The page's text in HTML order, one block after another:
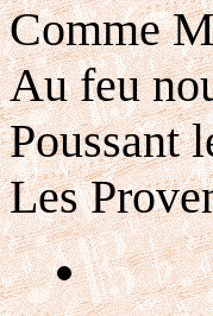
Comme
Au feu
Poussant
Les